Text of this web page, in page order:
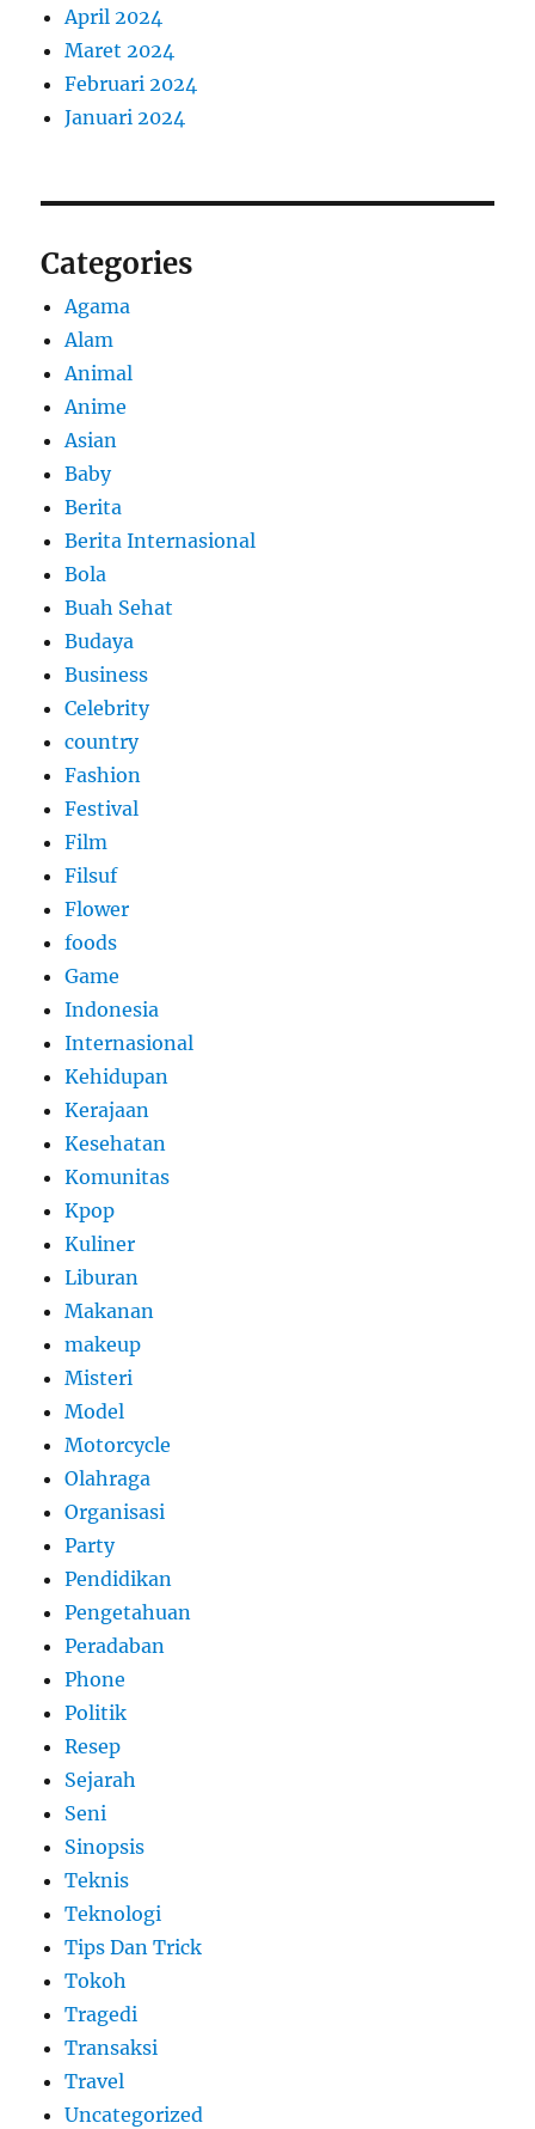
April 2024
Maret 2024
Februari 2024
Januari 2024
Categories
Agama
Alam
Animal
Anime
Asian
Baby
Berita
Berita Internasional
Bola
Buah Sehat
Budaya
Business
Celebrity
country
Fashion
Festival
Film
Filsuf
Flower
foods
Game
Indonesia
Internasional
Kehidupan
Kerajaan
Kesehatan
Komunitas
Kpop
Kuliner
Liburan
Makanan
makeup
Misteri
Model
Motorcycle
Olahraga
Organisasi
Party
Pendidikan
Pengetahuan
Peradaban
Phone
Politik
Resep
Sejarah
Seni
Sinopsis
Teknis
Teknologi
Tips Dan Trick
Tokoh
Tragedi
Transaksi
Travel
Uncategorized